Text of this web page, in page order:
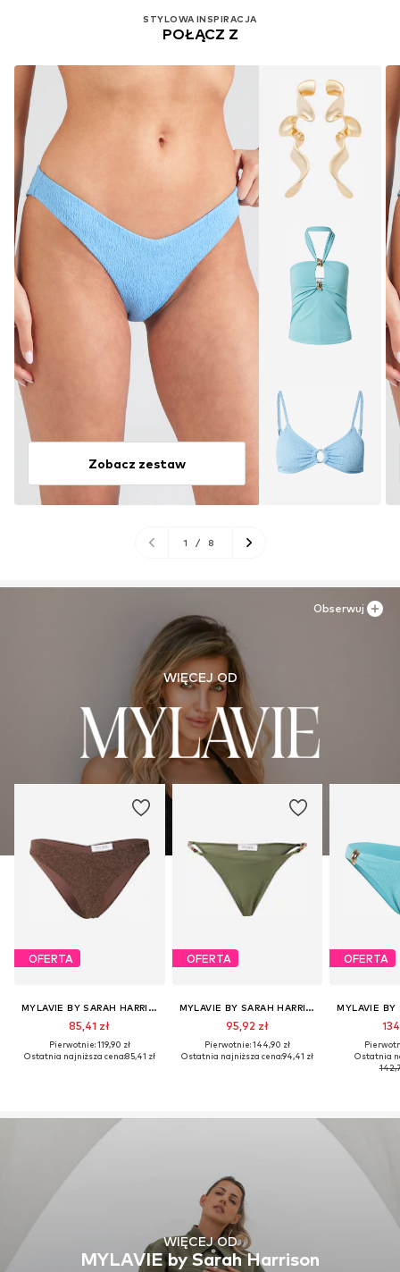
STYLOWA INSPIRACJA
POŁĄCZ Z
Zobacz zestaw
1 / 8
WIĘCEJ OD
OFERTA
MYLAVIE BY SARAH HARRISON
85,41 zł
Pierwotnie: 119,90 zł
Ostatnia najniższa cena:85,41 zł
OFERTA
MYLAVIE BY SARAH HARRISON
95,92 zł
Pierwotnie: 144,90 zł
Ostatnia najniższa cena:94,41 zł
OFERTA
Ostatnia
Obserwuj
WIĘCEJ OD
MYLAVIE by Sarah Harrison